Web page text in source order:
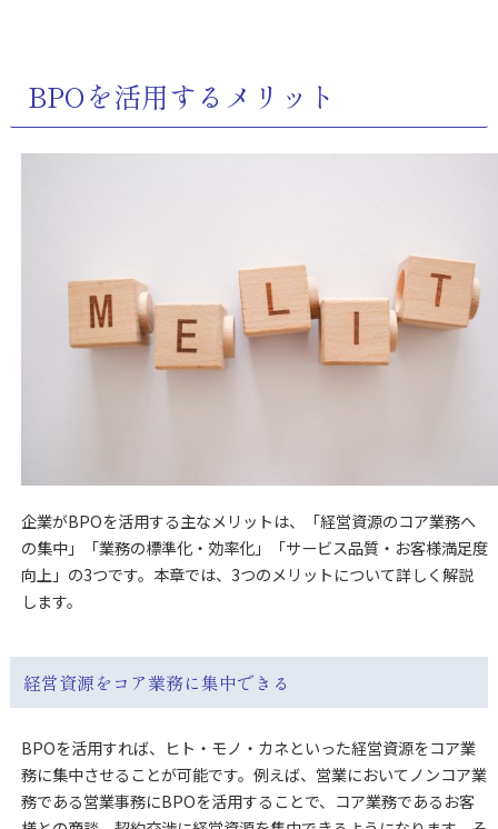
BPOを活用するメリット
企業がBPOを活用する主なメリットは、「経営資源のコア業務へ
の集中」「業務の標準化・効率化」「サービス品質・お客様満足度
向上」の3つです。本章では、3つのメリットについて詳しく解説
します。
経営資源をコア業務に集中できる
BPOを活用すれば、ヒト・モノ・カネといった経営資源をコア業
務に集中させることが可能です。例えば、営業においてノンコア業
務である営業事務にBPOを活用することで、コア業務であるお客